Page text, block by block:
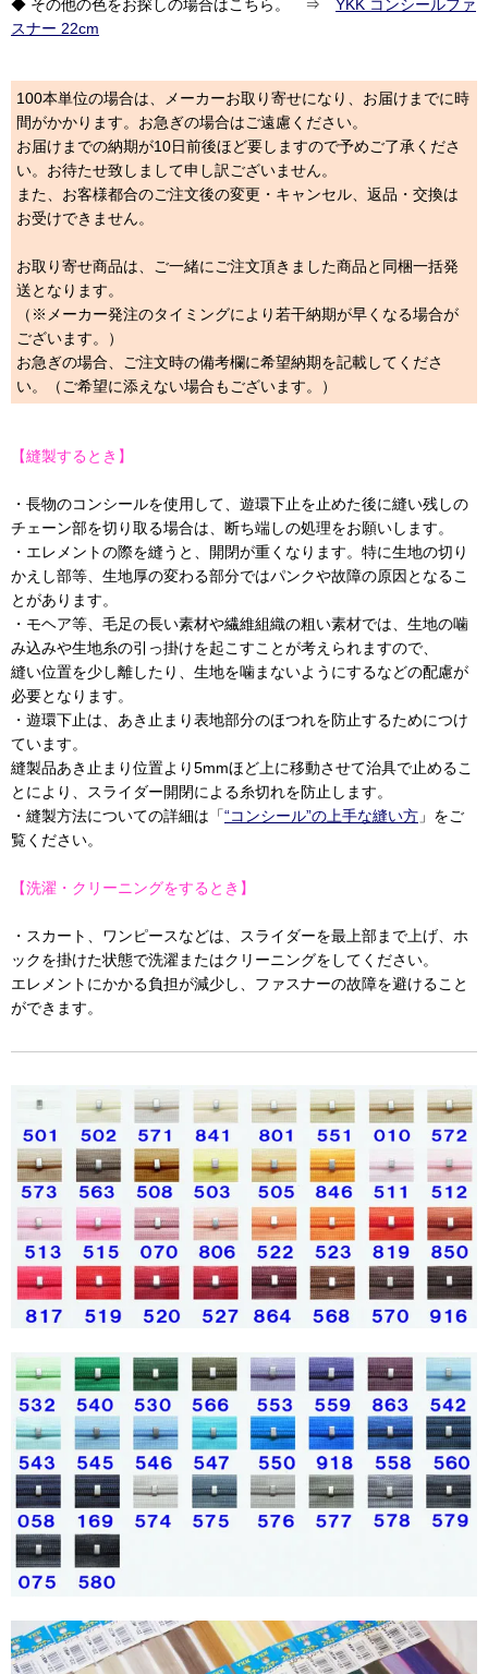
◆ その他の色をお探しの場合はこちら。 ⇒ YKK コンシールファ
スナー 22cm
100本単位の場合は、メーカーお取り寄せになり、お届けまでに時
間がかかります。お急ぎの場合はご遠慮ください。
お届けまでの納期が10日前後ほど要しますので予めご了承くださ
い。お待たせ致しまして申し訳ございません。
また、お客様都合のご注文後の変更・キャンセル、返品・交換は
お受けできません。
お取り寄せ商品は、ご一緒にご注文頂きました商品と同梱一括発
送となります。
（※メーカー発注のタイミングにより若干納期が早くなる場合が
ございます。）
お急ぎの場合、ご注文時の備考欄に希望納期を記載してくださ
い。（ご希望に添えない場合もございます。）
【縫製するとき】
・長物のコンシールを使用して、遊環下止を止めた後に縫い残しの
チェーン部を切り取る場合は、断ち端しの処理をお願いします。
・エレメントの際を縫うと、開閉が重くなります。特に生地の切り
かえし部等、生地厚の変わる部分ではパンクや故障の原因となるこ
とがあります。
・モヘア等、毛足の長い素材や繊維組織の粗い素材では、生地の噛
み込みや生地糸の引っ掛けを起こすことが考えられますので、
縫い位置を少し離したり、生地を噛まないようにするなどの配慮が
必要となります。
・遊環下止は、あき止まり表地部分のほつれを防止するためにつけ
ています。
縫製品あき止まり位置より5mmほど上に移動させて治具で止めるこ
とにより、スライダー開閉による糸切れを防止します。
・縫製方法についての詳細は「“コンシール”の上手な縫い方 」をご
覧ください。
【洗濯・クリーニングをするとき】
・スカート、ワンピースなどは、スライダーを最上部まで上げ、ホ
ックを掛けた状態で洗濯またはクリーニングをしてください。
エレメントにかかる負担が減少し、ファスナーの故障を避けること
ができます。